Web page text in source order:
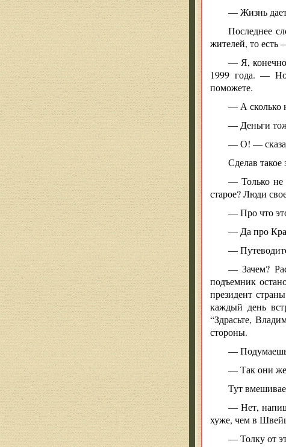
— Жизнь
Последнее
жителей, то есть
— Я,
1999 года. — Но
поможете.
— А сколько
— Деньги
— О! —
Сделав такое
— Только не
старое? Люди
— Про что
— Да про
—
— Зачем?
подъемник
президент
каждый день
“Здрасьте,
стороны.
—
— Так они же
Тут
— Нет,
хуже, чем в
— Толку от